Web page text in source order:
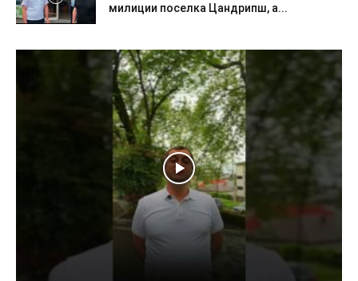
милиции поселка Цандрипш, а...